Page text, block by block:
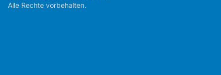
Alle Rechte vorbehalten.